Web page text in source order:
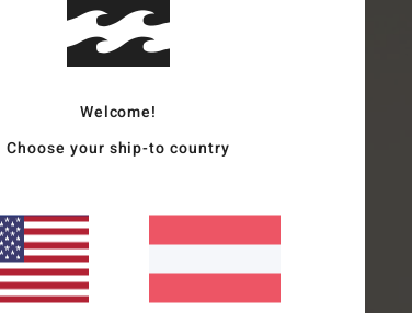
Welcome!
Choose your ship-to country